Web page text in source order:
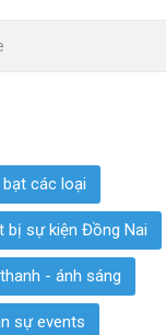
các loại
bị sự kiện Đồng Nai
- ánh sáng
sự events